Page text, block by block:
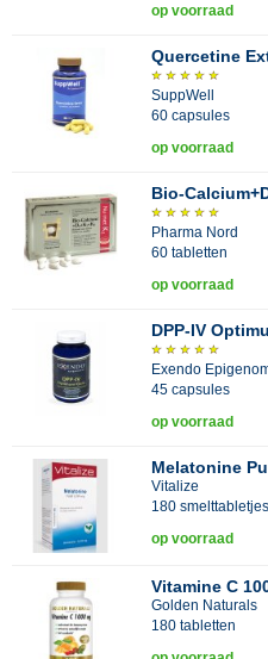
op voorraad
Quercetine
SuppWell
60 capsules
op voorraad
Bio-
Pharma Nord
60 tabletten
op voorraad
DPP-IV
Exendo
45 capsules
op voorraad
Melatonine
Vitalize
180 smelttabletjes
op voorraad
Vitamine C
Golden Naturals
180 tabletten